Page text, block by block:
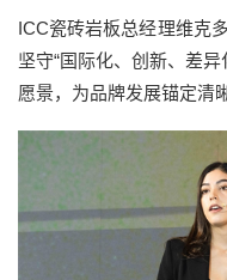
ICC瓷砖岩板总经理维克
坚守“国际化、创新、差
愿景，为品牌发展锚定清